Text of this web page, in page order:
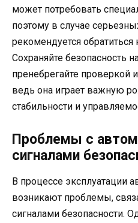
может потребовать
поэтому в случае
рекомендуется
Сохраняйте безопасность
пренебрегайте
ведь она играет важную
стабильности и
Проблемы с
сигналами
В процессе эксплуатации
возникают проблемы,
сигналами безопасности.